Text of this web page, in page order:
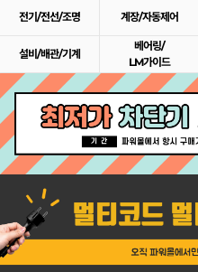
전기/전선/조명 계장/자동제어
설비/배관/기계
베어링/
LM가이드